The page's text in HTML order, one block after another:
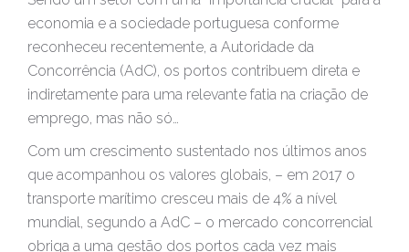
economia e a sociedade portuguesa conforme
reconheceu recentemente, a Autoridade da
Concorrência (AdC), os portos contribuem direta e
indiretamente para uma relevante fatia na criação de
emprego, mas não só…
Com um crescimento sustentado nos últimos anos
que acompanhou os valores globais, – em 2017 o
transporte marítimo cresceu mais de 4% a nível
mundial, segundo a AdC – o mercado concorrencial
obriga a uma gestão dos portos cada vez mais